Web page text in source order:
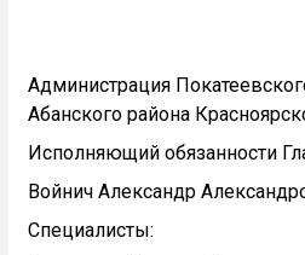
Администрация
Абанского района
Исполняющий обязанности
Войнич Александр
Специалисты: